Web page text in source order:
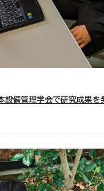
設備管理学会で研究成果を